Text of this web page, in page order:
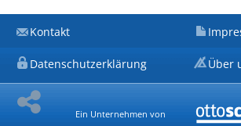
Kontakt
Datenschutzerklärung Über
Ein Unternehmen von